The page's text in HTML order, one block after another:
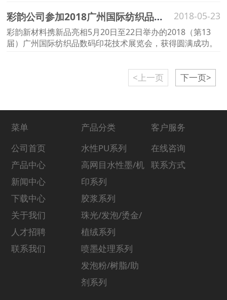
彩韵公司参加2018广州国际纺织品数码印花技术展览会 2018-05-23
彩韵新材料携新品亮相5月20日至22日举办的2018（第13
届）广州国际纺织品数码印花技术展览会，获得圆满成功。
<上一页 下一页>
菜单
公司首页
产品中心
新闻中心
下载中心
关于我们
人才招聘
联系我们
产品分类
水性PU系列
高网目水性墨/机
印系列
胶浆系列
珠光/发泡/烫金/
植绒系列
喷墨处理系列
发泡粉/树脂/助
剂系列
客户服务
在线咨询
联系方式